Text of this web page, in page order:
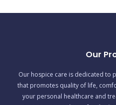
Our
Our hospice care is dedicated to
that promotes quality of life,
your personal healthcare and